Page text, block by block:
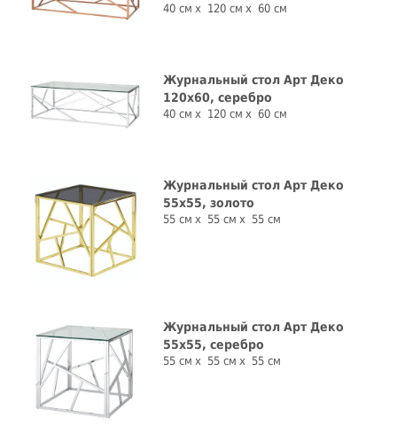
40 см 120 см 60 см
Журнальный стол Арт Деко
120x60, серебро
40 см 120 см 60 см
Журнальный стол Арт Деко
55x55, золото
55 см 55 см 55 см
Журнальный стол Арт Деко
55x55, серебро
55 см 55 см 55 см